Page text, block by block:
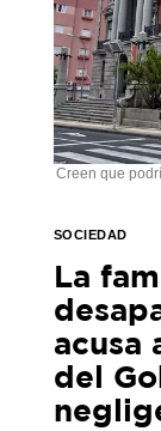
Creen que
SOCIEDAD
La
acusa
del